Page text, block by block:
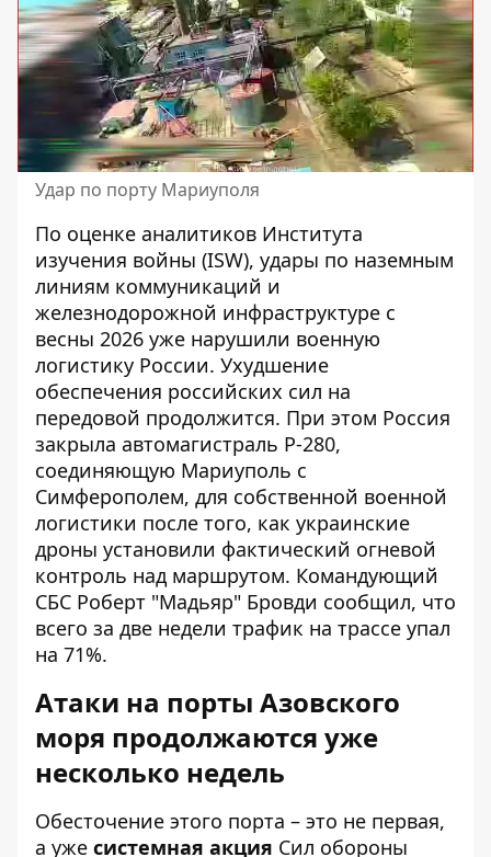
Удар по порту Мариуполя
По оценке аналитиков Института
изучения войны (ISW), удары по наземным
линиям коммуникаций и
железнодорожной инфраструктуре с
весны 2026 уже нарушили военную
логистику России. Ухудшение
обеспечения российских сил на
передовой продолжится. При этом Россия
закрыла автомагистраль Р-280,
соединяющую Мариуполь с
Симферополем, для собственной военной
логистики после того, как украинские
дроны установили фактический огневой
контроль над маршрутом. Командующий
СБС Роберт "Мадьяр" Бровди сообщил, что
всего за две недели трафик на трассе упал
на 71%.
Атаки на порты Азовского
моря продолжаются уже
несколько недель
Обесточение этого порта – это не первая,
а уже системная акция Сил обороны